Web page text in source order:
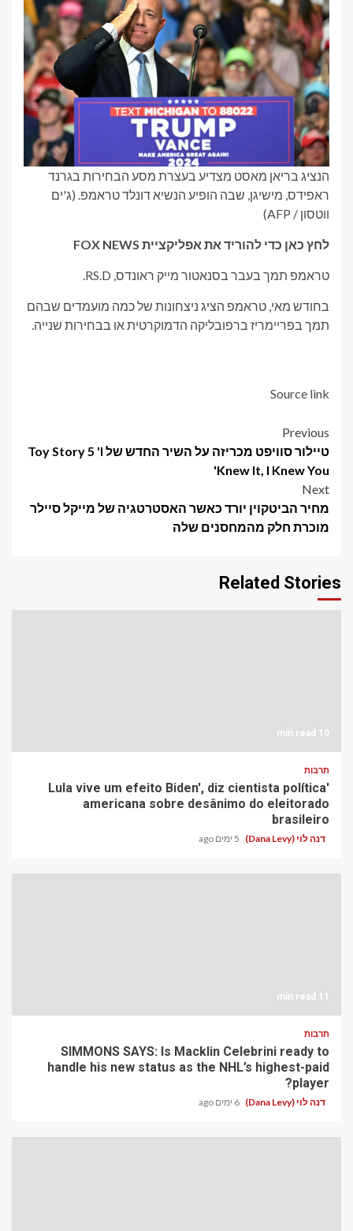
הנציג בריאן מאסט מצדיע בעצרת מסע הבחירות בגרנד
ראפידס, מישיגן, שבה הופיע הנשיא דונלד טראמפ. (ג'ים
ווטסון / AFP)
לחץ כאן כדי להוריד את אפליקציית FOX NEWS
טראמפ תמך בעבר בסנאטור מייק ראונדס, RS.D.
בחודש מאי, טראמפ הציג ניצחונות של כמה מועמדים שבהם
תמך בפריימריז ברפובליקה הדמוקרטית או בבחירות שנייה.
Source link
Post
navigation
Previous
טיילור סוויפט מכריזה על השיר החדש של Toy Story 5 'I
Knew It, I Knew You'
Next
מחיר הביטקוין יורד כאשר האסטרטגיה של מייקל סיילר
מוכרת חלק מהמחסנים שלה
Related Stories
10 min read
תרבות
'Lula vive um efeito Biden', diz cientista política
americana sobre desânimo do eleitorado
brasileiro
דנה לוי (Dana Levy) 5 ימים ago
11 min read
תרבות
SIMMONS SAYS: Is Macklin Celebrini ready to
handle his new status as the NHL’s highest-paid
player?
דנה לוי (Dana Levy) 6 ימים ago